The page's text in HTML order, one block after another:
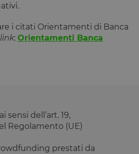
i citati Orientamenti di Banca
link: Orientamenti Banca
sensi dell’art. 19,
Regolamento (UE)
prestati da
Archiviazione
locale
Archiviazione
locale
locale